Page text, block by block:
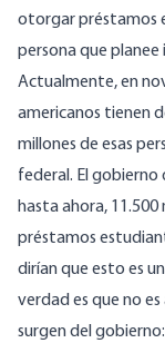
otorgar préstamos
persona que planee
Actualmente, en
americanos tienen
millones de esas
federal. El
hasta ahora,
préstamos
dirían que esto es
verdad es que no
surgen del